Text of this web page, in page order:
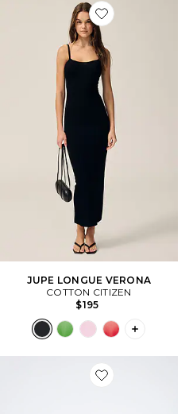
Favorite JUPE
JUPE LONGUE VERONA
COTTON CITIZEN
$195
PLUS
Favorite MULES